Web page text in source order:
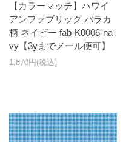
【カラーマッチ】ハワイ
アンファブリック パラカ
柄 ネイビー fab-K0006-na
vy【3yまでメール便可】
1,870円(税込)